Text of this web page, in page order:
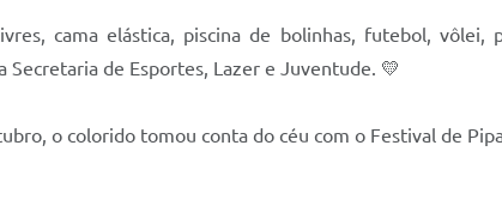
cama elástica, piscina de bolinhas, futebol, vôlei,
de Esportes, Lazer e Juventude. 💛
o colorido tomou conta do céu com o Festival de